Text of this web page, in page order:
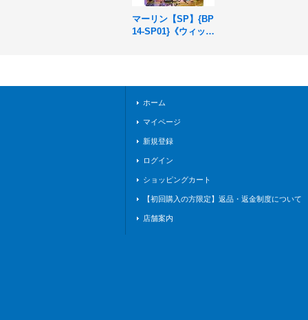
マーリン【SP】{BP
14-SP01}《ウィッ
ホーム
マイページ
新規登録
ログイン
ショッピングカート
【初回購入の方限定】返品・返金制度について
店舗案内